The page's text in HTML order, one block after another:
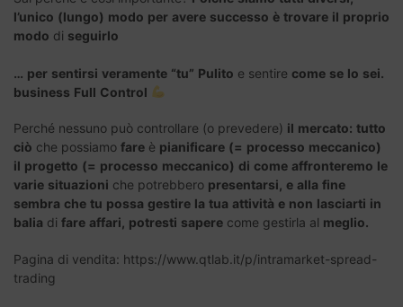
l’unico (lungo) modo per avere successo è trovare il proprio
modo di seguirlo
… per sentirsi veramente “tu” Pulito e sentire come se lo sei.
business Full Control
Perché nessuno può controllare (o prevedere) il mercato: tutto
ciò che possiamo fare è pianificare (= processo meccanico)
il progetto (= processo meccanico) di come affronteremo le
varie situazioni che potrebbero presentarsi, e alla fine
sembra che tu possa gestire la tua attività e non lasciarti in
balia di fare affari, potresti sapere come gestirla al meglio.
Pagina di vendita: https://www.qtlab.it/p/intramarket-spread-
trading